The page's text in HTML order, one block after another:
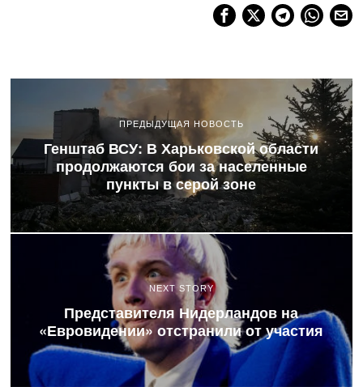
ПРЕДЫДУЩАЯ НОВОСТЬ
Генштаб ВСУ: В Харьковской области
продолжаются бои за населенные
пункты в серой зоне
NEXT STORY
Представителя Нидерландов на
«Евровидении» отстранили от участия